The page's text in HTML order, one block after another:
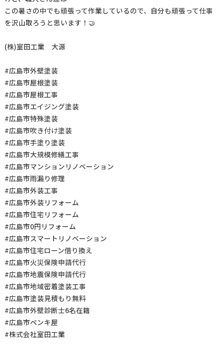
この暑さの中でも頑張って作業しているので、自分も頑張って仕事
を沢山取ろうと思います！🤝
(株)室田工業 大源
#広島市外壁塗装
#広島市屋根塗装
#広島市屋根工事
#広島市エイジング塗装
#広島市特殊塗装
#広島市吹き付け塗装
#広島市手塗り塗装
#広島市大規模修繕工事
#広島市マンションリノベーション
#広島市雨漏り修理
#広島市外装工事
#広島市外装リフォーム
#広島市住宅リフォーム
#広島市0円リフォーム
#広島市スマートリノベーション
#広島市住宅ローン借り換え
#広島市火災保険申請代行
#広島市地震保険申請代行
#広島市地域密着塗装工事
#広島市塗装見積もり無料
#広島市外壁診断士6名在籍
#広島市ペンキ屋
#株式会社室田工業